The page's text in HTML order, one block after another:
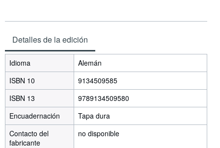
Detalles de la edición
Idioma
Alemán
ISBN 10
9134509585
ISBN 13
9789134509580
Encuadernación
Tapa dura
Contacto del
fabricante
no disponible